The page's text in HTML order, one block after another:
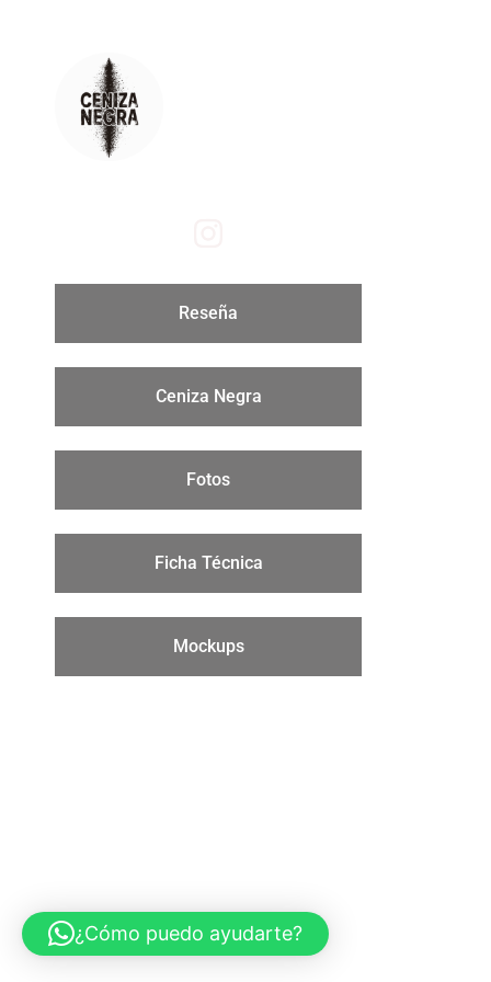
Reseña
Ceniza Negra
Fotos
Ficha Técnica
Mockups
¿Cómo puedo ayudarte?